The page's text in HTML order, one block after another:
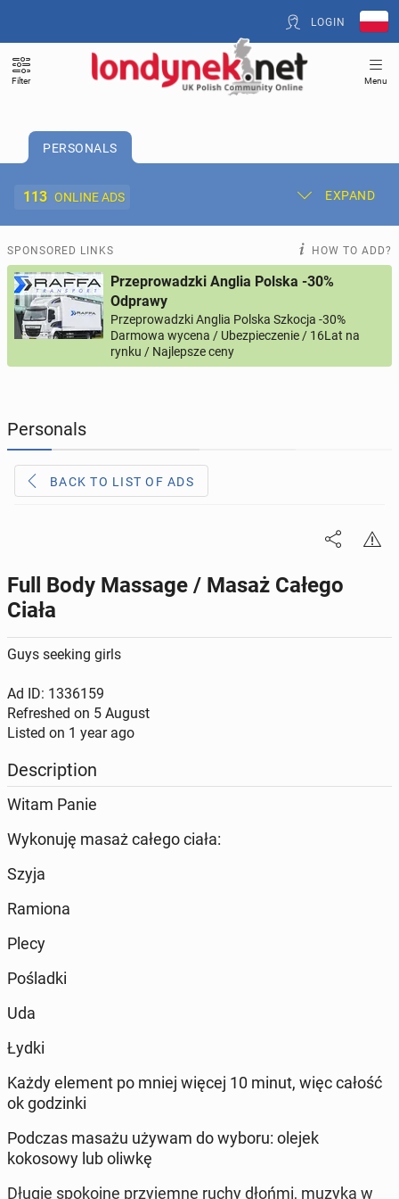
LOGIN
Filter Menu
PERSONALS
113 ONLINE ADS EXPAND
Post New Ad My Ads
Offer and Adverts Price
ACCOMMODATION 267online ads
JOBSEEKERS
BUSINESS
online ads
BUY & SELL 45online ads
SPONSORED LINKS HOW TO ADD?
Przeprowadzki Anglia Polska -30%
Odprawy
Przeprowadzki Anglia Polska Szkocja -30%
Darmowa wycena / Ubezpieczenie / 16Lat na
rynku / Najlepsze ceny
Personals
BACK TO LIST OF ADS
Full Body Massage / Masaż Całego
Ciała
Guys seeking girls
Ad ID: 1336159
Refreshed on 5 August
Listed on 1 year ago
Description
Witam Panie
Wykonuję masaż całego ciała:
Szyja
Ramiona
Plecy
Pośladki
Uda
Łydki
Każdy element po mniej więcej 10 minut, więc całość
ok godzinki
Podczas masażu używam do wyboru: olejek
kokosowy lub oliwkę
Długie spokojne przyjemne ruchy dłońmi, muzyka w